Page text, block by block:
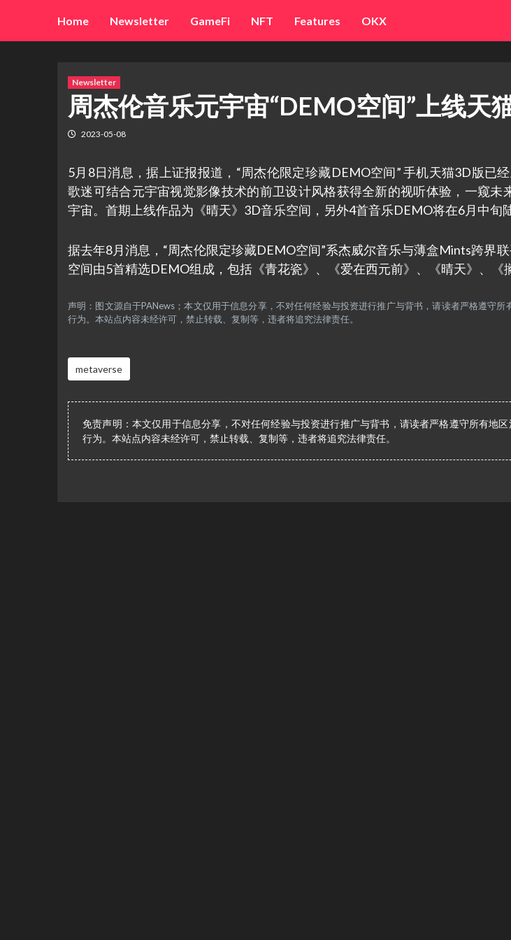
content
Home Newsletter GameFi NFT Features OKX
Newsletter
周杰伦音乐元宇宙“DEMO空间”上线天
2023-05-08
5月8日消息，据上证报报道，“周杰伦限定珍藏DEMO空间” 手机天猫3D版已
歌迷可结合元宇宙视觉影像技术的前卫设计风格获得全新的视听体验，一窥未
宇宙。首期上线作品为《晴天》3D音乐空间，另外4首音乐DEMO将在6月中旬
据去年8月消息，“周杰伦限定珍藏DEMO空间”系杰威尔音乐与薄盒Mints跨界
空间由5首精选DEMO组成，包括《青花瓷》、《爱在西元前》、《晴天》、《
声明：图文源自于PANews；本文仅用于信息分享，不对任何经验与投资进行推广与背书，请读者严格遵守
行为。本站点内容未经许可，禁止转载、复制等，违者将追究法律责任。
metaverse
免责声明：本文仅用于信息分享，不对任何经验与投资进行推广与背书，请读者严格遵守所有地
行为。本站点内容未经许可，禁止转载、复制等，违者将追究法律责任。